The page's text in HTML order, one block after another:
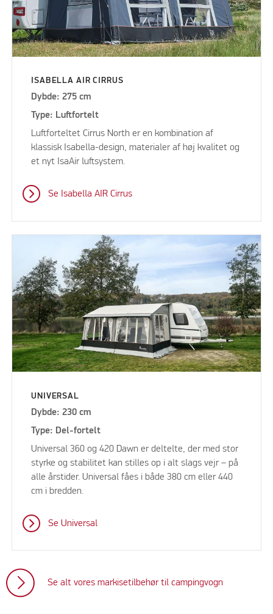
ISABELLA AIR CIRRUS
Dybde: 275 cm
Type: Luftfortelt
Luftforteltet Cirrus North er en kombination af
klassisk Isabella-design, materialer af høj kvalitet og
et nyt IsaAir luftsystem.
Se Isabella AIR Cirrus
UNIVERSAL
Dybde: 230 cm
Type: Del-fortelt
Universal 360 og 420 Dawn er deltelte, der med stor
styrke og stabilitet kan stilles op i alt slags vejr – på
alle årstider. Universal fåes i både 380 cm eller 440
cm i bredden.
Se Universal
Se alt vores markisetilbehør til campingvogn